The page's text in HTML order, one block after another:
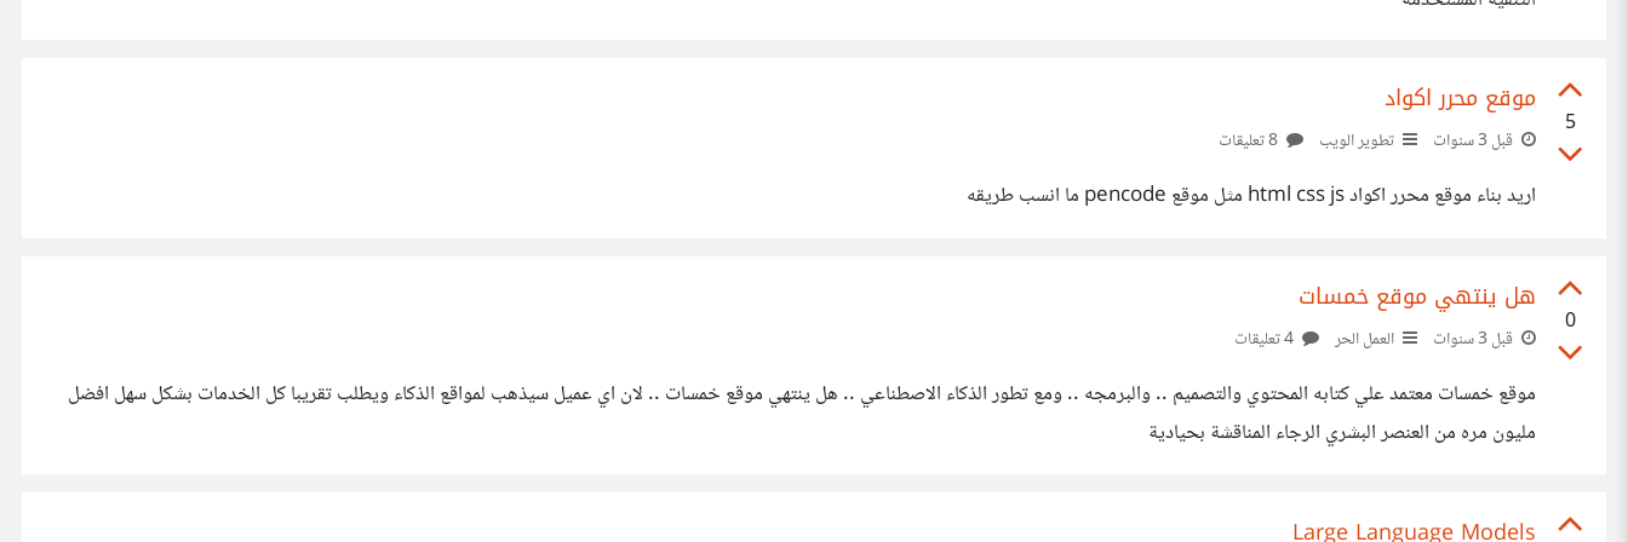
5
موقع محرر اكواد
قبل 3 سنوات تطوير الويب
اريد بناء موقع محرر اكواد html css js مثل موقع pencode ما انسب طريقه
0
هل ينتهي موقع خمسات
قبل 3 سنوات العمل الحر
موقع خمسات معتمد علي كتابه المحتوي والتصميم .. والبرمجه .. ومع تطور الذكاء الاصطناعي .. هل ينتهي موقع خمسات .. لان اي عميل سيذهب لمواقع الذكاء ويطلب تقريبا كل الخدمات بشكل سهل افضل
مليون مره من العنصر البشري الرجاء المناقشة بحيادية
Large Language Models